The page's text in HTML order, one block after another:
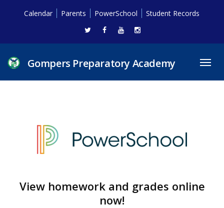
Calendar Parents PowerSchool Student Records
Gompers Preparatory Academy
View homework and grades online
now!